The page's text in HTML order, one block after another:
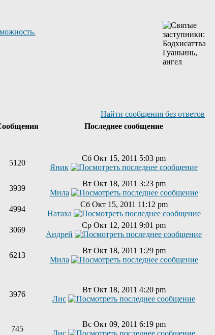
Найти сообщения без ответов
Последнее сообщение
5120
Сб Окт 15, 2011 5:03 pm
Яник
3939
Вт Окт 18, 2011 3:23 pm
Мила
4994
Сб Окт 15, 2011 11:12 pm
Натаха
3069
Ср Окт 12, 2011 9:01 pm
Андрей
6213
Вт Окт 18, 2011 1:29 pm
Мила
3976
Вт Окт 18, 2011 4:20 pm
Лис
745
Вс Окт 09, 2011 6:19 pm
Лис